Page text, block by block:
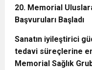
20. Memorial
Başvuruları Başladı
Sanatın iyileştirici
tedavi süreçlerine
Memorial Sağlık